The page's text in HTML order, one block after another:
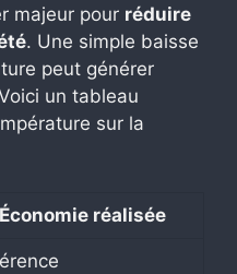
majeur pour réduire
. Une simple baisse
peut générer
un tableau
sur la
Économie réalisée